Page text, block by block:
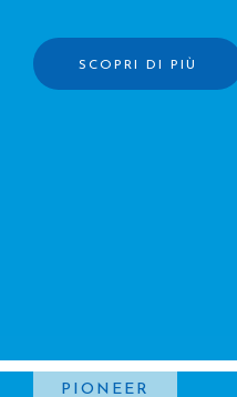
SCOPRI DI PIÙ
PIONEER